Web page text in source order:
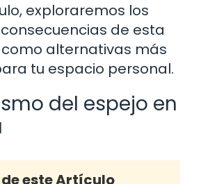
exploraremos los
de esta
alternativas más
tu espacio personal.
del espejo en
este Artículo